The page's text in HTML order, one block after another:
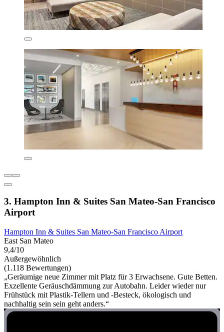
3. Hampton Inn & Suites San Mateo-San Francisco
Airport
Hampton Inn & Suites San Mateo-San Francisco Airport
East San Mateo
9,4/10
Außergewöhnlich
(1.118 Bewertungen)
„Geräumige neue Zimmer mit Platz für 3 Erwachsene. Gute Betten.
Exzellente Geräuschdämmung zur Autobahn. Leider wieder nur
Frühstück mit Plastik-Tellern und -Besteck, ökologisch und
nachhaltig sein sein geht anders.“